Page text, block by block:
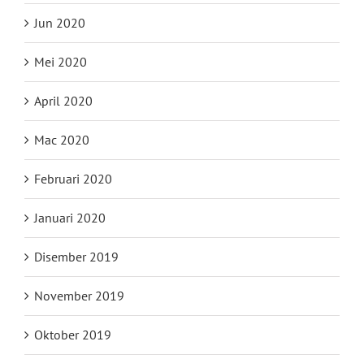
Jun 2020
Mei 2020
April 2020
Mac 2020
Februari 2020
Januari 2020
Disember 2019
November 2019
Oktober 2019